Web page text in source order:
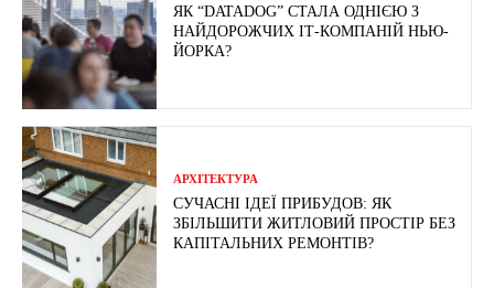
ЯК “DATADOG” СТАЛА ОДНІЄЮ З
НАЙДОРОЖЧИХ ІТ-КОМПАНІЙ НЬЮ-
ЙОРКА?
АРХІТЕКТУРА
СУЧАСНІ ІДЕЇ ПРИБУДОВ: ЯК
ЗБІЛЬШИТИ ЖИТЛОВИЙ ПРОСТІР БЕЗ
КАПІТАЛЬНИХ РЕМОНТІВ?